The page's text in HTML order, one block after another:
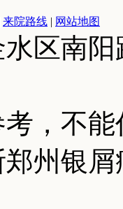
来院路线 | 网站地图
区南
，不
州银